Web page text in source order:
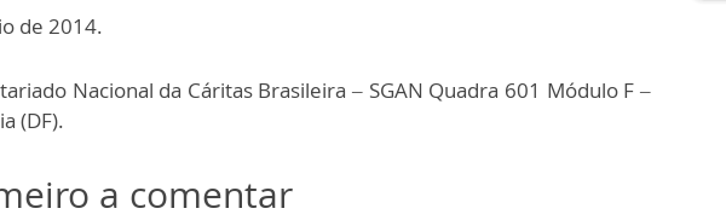
de 2014.
Nacional da Cáritas Brasileira – SGAN Quadra 601 Módulo F –
(DF).
a comentar